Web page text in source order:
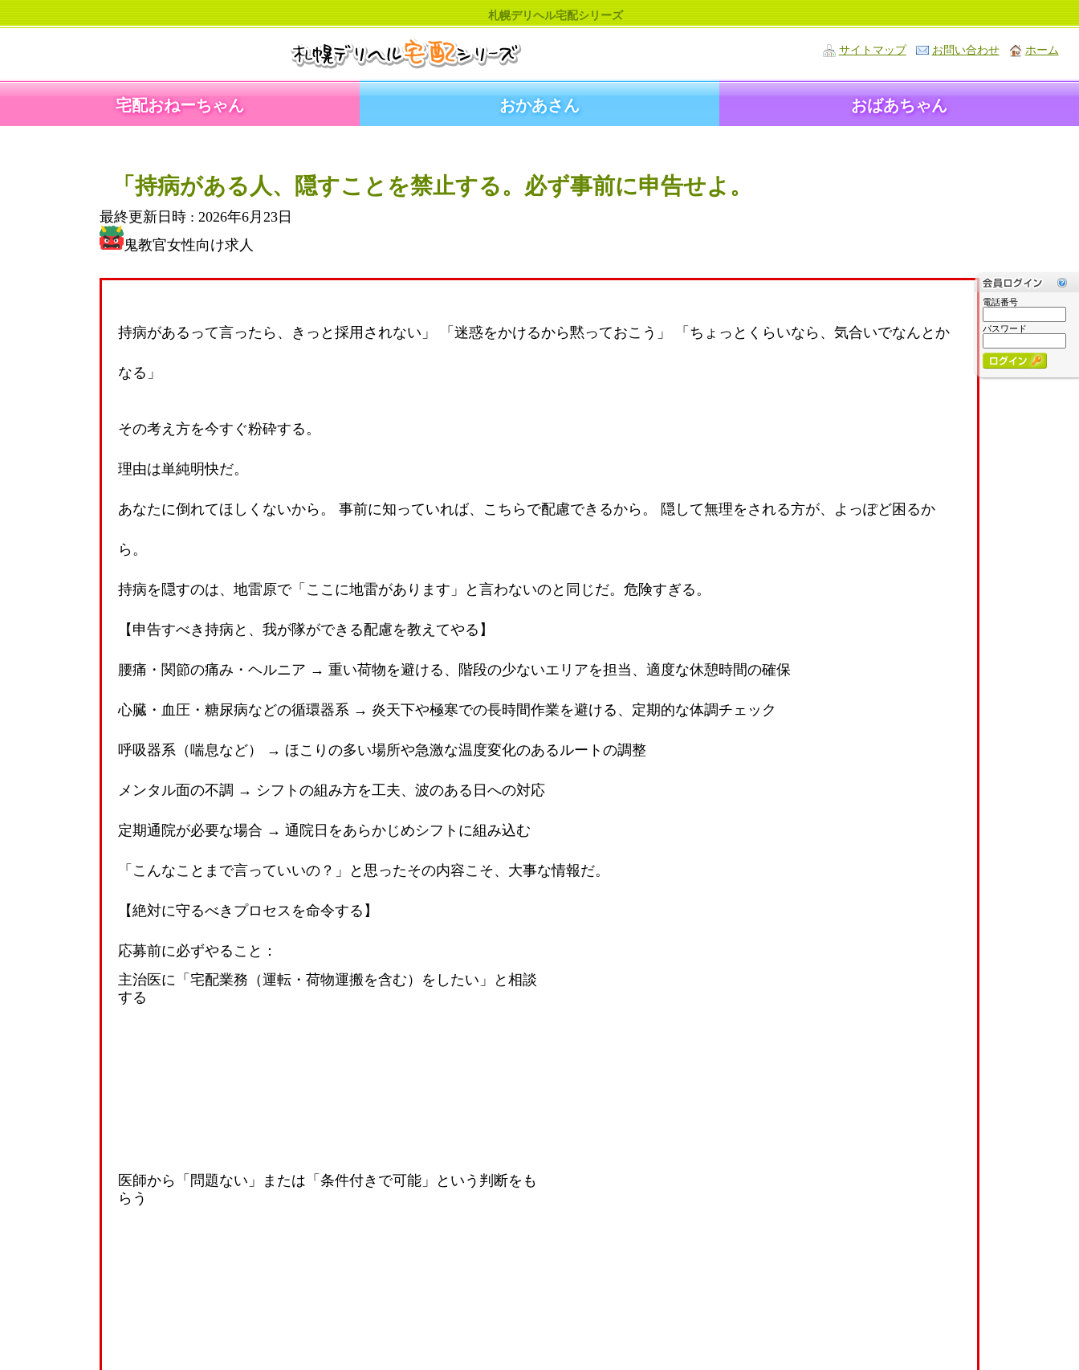
札幌デリヘル宅配シリーズ
サイトマップ お問い合わせ ホーム
宅配おねーちゃん おかあさん おばあちゃん
「持病がある人、隠すことを禁止する。必ず事前に申告せよ。
最終更新日時 : 2026年6月23日
鬼教官女性向け求人
持病があるって言ったら、きっと採用されない」 「迷惑をかけるから黙っておこう」 「ちょっとくらいなら、気合いでなんとか
なる」
その考え方を今すぐ粉砕する。
理由は単純明快だ。
あなたに倒れてほしくないから。 事前に知っていれば、こちらで配慮できるから。 隠して無理をされる方が、よっぽど困るか
ら。
持病を隠すのは、地雷原で「ここに地雷があります」と言わないのと同じだ。危険すぎる。
【申告すべき持病と、我が隊ができる配慮を教えてやる】
腰痛・関節の痛み・ヘルニア → 重い荷物を避ける、階段の少ないエリアを担当、適度な休憩時間の確保
心臓・血圧・糖尿病などの循環器系 → 炎天下や極寒での長時間作業を避ける、定期的な体調チェック
呼吸器系（喘息など） → ほこりの多い場所や急激な温度変化のあるルートの調整
メンタル面の不調 → シフトの組み方を工夫、波のある日への対応
定期通院が必要な場合 → 通院日をあらかじめシフトに組み込む
「こんなことまで言っていいの？」と思ったその内容こそ、大事な情報だ。
【絶対に守るべきプロセスを命令する】
応募前に必ずやること：
主治医に「宅配業務（運転・荷物運搬を含む）をしたい」と相談
する
医師から「問題ない」または「条件付きで可能」という判断をも
らう
電話番号
パスワード